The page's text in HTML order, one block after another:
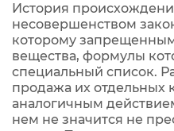
История
несовершенством
которому
вещества, формулы
специальный список.
продажа их отдельных
аналогичным
нем не значится не